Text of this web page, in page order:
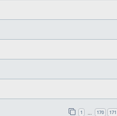
1 170 171